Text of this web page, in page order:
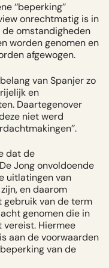
‘‘beperking’’
onrechtmatig is in
de omstandigheden
worden genomen en
afgewogen.
van Spanjer zo
en
Daartegenover
niet werd
dat de
Jong onvoldoende
uitlatingen van
en daarom
gebruik van de term
genomen die in
Hiermee
aan de voorwaarden
van de